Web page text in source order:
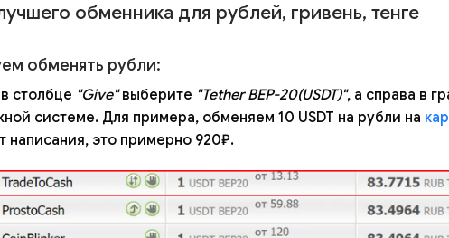
обменника для рублей, гривень, тенге
обменять рубли:
столбце "Give"выберите "Tether BEP-20(USDT)", а справа в
системе. Для примера, обменяем 10 USDT на рубли на
написания, это примерно 920₽.